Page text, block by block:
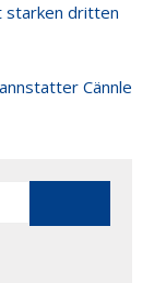
starken dritten
Cännle